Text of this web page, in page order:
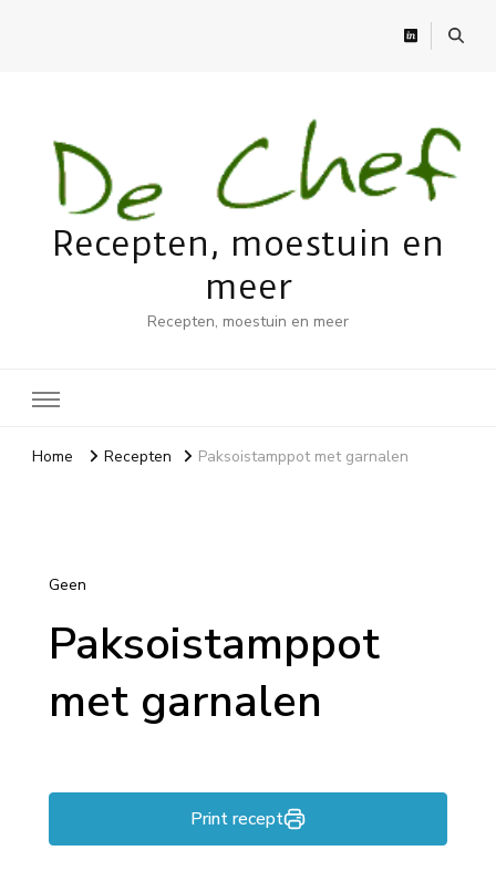
Recepten, moestuin en
meer
Recepten, moestuin en meer
Home Recepten Paksoistamppot met garnalen
Geen
Paksoistamppot
met garnalen
Print recept